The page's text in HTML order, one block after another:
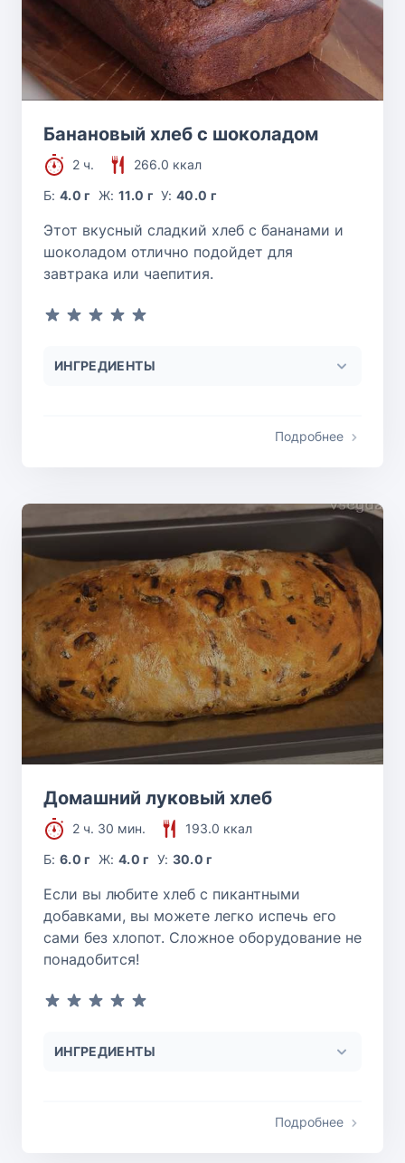
Банановый хлеб с шоколадом
2 ч.
266.0 ккал
Б:4.0 г Ж: 11.0 г У:40.0 г
Этот вкусный сладкий хлеб с бананами и
шоколадом отлично подойдет для
завтрака или чаепития.
ИНГРЕДИЕНТЫ
Подробнее
Домашний луковый хлеб
2 ч. 30 мин.
193.0 ккал
Б:6.0 г Ж: 4.0 г У: 30.0 г
Если вы любите хлеб с пикантными
добавками, вы можете легко испечь его
сами без хлопот. Сложное оборудование не
понадобится!
ИНГРЕДИЕНТЫ
Подробнее